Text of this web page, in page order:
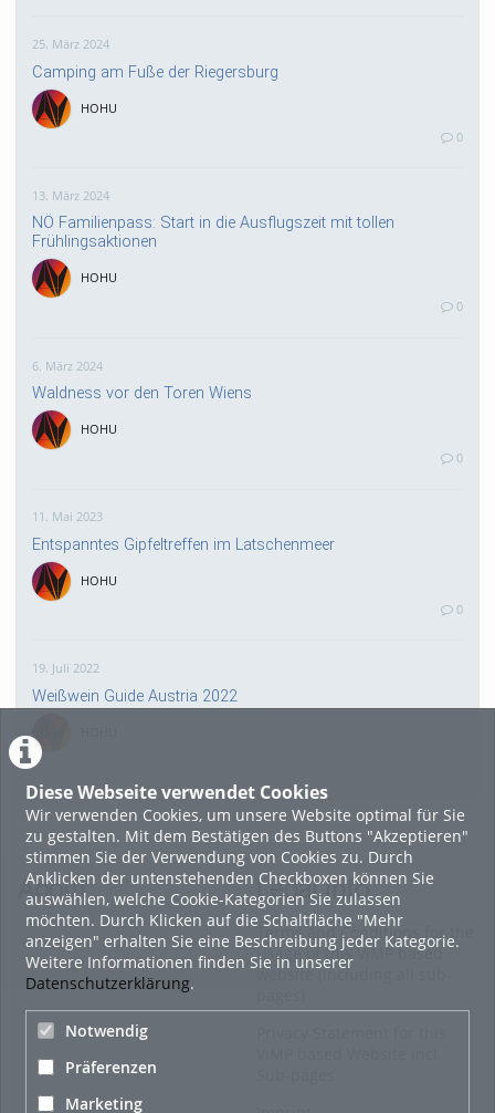
Diese Webseite verwendet Cookies
Wir verwenden Cookies, um unsere Website optimal für Sie
zu gestalten. Mit dem Bestätigen des Buttons "Akzeptieren"
stimmen Sie der Verwendung von Cookies zu. Durch
Anklicken der untenstehenden Checkboxen können Sie
auswählen, welche Cookie-Kategorien Sie zulassen
möchten. Durch Klicken auf die Schaltfläche "Mehr
anzeigen" erhalten Sie eine Beschreibung jeder Kategorie.
Weitere Informationen finden Sie in unserer
Datenschutzerklärung.
Notwendig
Präferenzen
Marketing
25. März 2024
Camping am Fuße der Riegersburg
HOHU
0
13. März 2024
NÖ Familienpass: Start in die Ausflugszeit mit tollen
Frühlingsaktionen
HOHU
0
6. März 2024
Waldness vor den Toren Wiens
HOHU
0
11. Mai 2023
Entspanntes Gipfeltreffen im Latschenmeer
HOHU
0
19. Juli 2022
Weißwein Guide Austria 2022
16. Mai 2022
neuer Test-Newsbeitrag
HOHU
9. Mai 2022
¨Haager Lies reloaded“ - der neue Top-Radweg in OÖ
verbindet
About Legal Info
Terms and Conditions for the
Usage of this ViMP based
website (including all sub-